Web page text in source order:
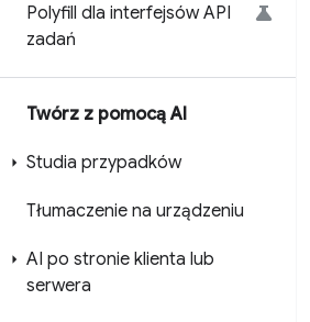
Polyfill dla interfejsów API
zadań
Twórz z pomocą AI
Studia przypadków
Tłumaczenie na urządzeniu
AI po stronie klienta lub
serwera